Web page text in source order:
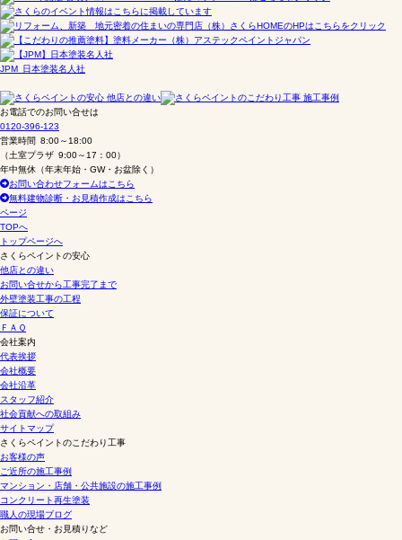
JPM 日本塗装名人社
お電話でのお問い合せは
0120-396-123
営業時間 8:00～18:00
（土室プラザ 9:00～17：00）
年中無休 （年末年始・GW・お盆除く）
お問い合わせフォームはこちら
無料建物診断・お見積作成はこちら
ページ
TOPへ
トップページへ
さくらペイントの安心
他店との違い
お問い合せから工事完了まで
外壁塗装工事の工程
保証について
ＦＡＱ
会社案内
代表挨拶
会社概要
会社沿革
スタッフ紹介
社会貢献への取組み
サイトマップ
さくらペイントのこだわり工事
お客様の声
ご近所の施工事例
マンション・店舗・公共施設の施工事例
コンクリート再生塗装
職人の現場ブログ
お問い合せ・お見積りなど